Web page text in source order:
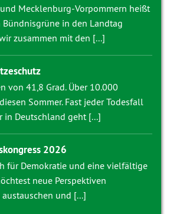
Mecklenburg-Vorpommern heißt
Bündnisgrüne in den Landtag
zusammen mit den [...]
von 41,8 Grad. Über 10.000
Sommer. Fast jeder Todesfall
in Deutschland geht [...]
2026
für Demokratie und eine vielfältige
neue Perspektiven
und [...]